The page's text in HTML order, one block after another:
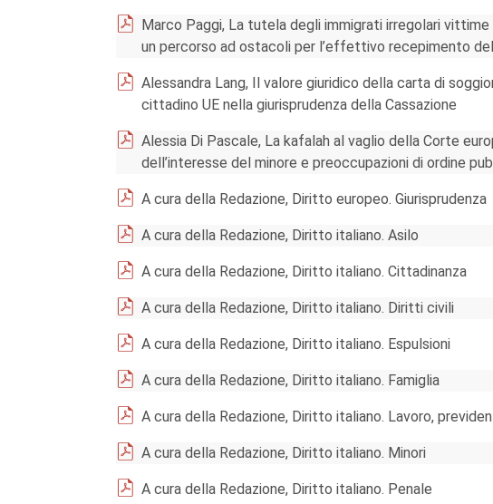
Marco Paggi, La tutela degli immigrati irregolari
un percorso ad ostacoli per l’effettivo recepimento
Alessandra Lang, Il valore giuridico della carta di
cittadino UE nella giurisprudenza della Cassazione
Alessia Di Pascale, La kafalah al vaglio della Corte
dell’interesse del minore e preoccupazioni di ordine
A cura della Redazione, Diritto europeo. Giurisprudenza
A cura della Redazione, Diritto italiano. Asilo
A cura della Redazione, Diritto italiano. Cittadinanza
A cura della Redazione, Diritto italiano. Diritti civili
A cura della Redazione, Diritto italiano. Espulsioni
A cura della Redazione, Diritto italiano. Famiglia
A cura della Redazione, Diritto italiano. Lavoro,
A cura della Redazione, Diritto italiano. Minori
A cura della Redazione, Diritto italiano. Penale